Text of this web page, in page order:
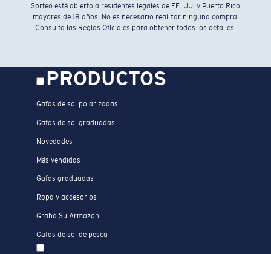
Sorteo está abierto a residentes legales de EE. UU. y Puerto Rico
mayores de 18 años. No es necesario realizar ninguna compra.
Consulta las Reglas Oficiales para obtener todos los detalles.
PRODUCTOS
Gafas de sol polarizadas
Gafas de sol graduadas
Novedades
Más vendidas
Gafas graduadas
Ropa y accesorios
Graba Su Armazón
Gafas de sol de pesca